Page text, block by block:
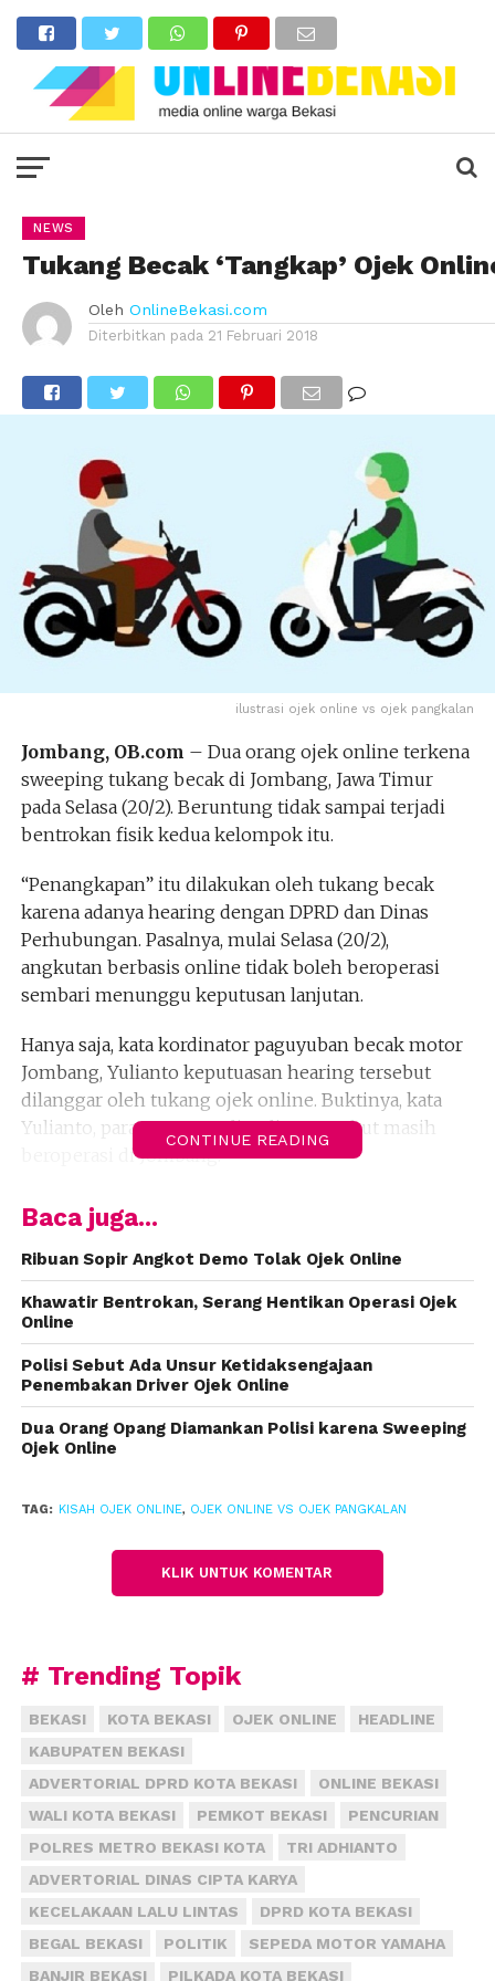
NEWS
Tukang Becak ‘Tangkap’ Ojek
Oleh OnlineBekasi.com
Diterbitkan pada 21 Februari 2018
ilustrasi ojek online vs ojek pangkalan
Jombang, OB.com – Dua orang ojek online terkena
sweeping tukang becak di Jombang, Jawa Timur
pada Selasa (20/2). Beruntung tidak sampai terjadi
bentrokan fisik kedua kelompok itu.
“Penangkapan” itu dilakukan oleh tukang becak
karena adanya hearing dengan DPRD dan Dinas
Perhubungan. Pasalnya, mulai Selasa (20/2),
angkutan berbasis online tidak boleh beroperasi
sembari menunggu keputusan lanjutan.
Hanya saja, kata kordinator paguyuban becak motor
Jombang, Yulianto keputuasan hearing tersebut
dilanggar oleh tukang ojek online. Buktinya, kata
Yulianto, para pengemudi online tersebut masih
beroperasi di Jombang.
“Kemarin kita sudah ada kesepakatan dalam hearing
di DPRD. Namun nyatanya, mereka (angkutan online)
masih beroperasi,” kata Yulianto diwartakan
beritajatim.com.
berkeliaran di Jombang. Alhasil, dua tukang ojek
berhasil “ditangkap”. Namun, setelah ditanya-tanya,
tukang ojek online dilepaskan kembali.
mengaku tidak tahu kalau hari ini ada kesepakatan
bahwa tukang ojek online tak boleh beroperasi
ada pemberitahuan. Jadi hari ini saya tetap keluar.
Saya tidak tahu,” kata mahasiswa yang nyambi jadi
CONTINUE READING
Baca juga...
Ribuan Sopir Angkot Demo Tolak Ojek Online
Khawatir Bentrokan, Serang Hentikan Operasi Ojek
Online
Polisi Sebut Ada Unsur Ketidaksengajaan
Penembakan Driver Ojek Online
Dua Orang Opang Diamankan Polisi karena Sweeping
Ojek Online
TAG: KISAH OJEK ONLINE, OJEK ONLINE VS OJEK PANGKALAN
KLIK UNTUK KOMENTAR
# Trending Topik
BEKASI KOTA BEKASI OJEK ONLINE
HEADLINE
KABUPATEN BEKASI
ADVERTORIAL DPRD KOTA BEKASI
ONLINE BEKASI
WALI KOTA BEKASI
PEMKOT BEKASI
PENCURIAN
POLRES METRO BEKASI KOTA
TRI ADHIANTO
ADVERTORIAL DINAS CIPTA KARYA
KECELAKAAN LALU LINTAS
DPRD KOTA BEKASI
BEGAL BEKASI
POLITIK
SEPEDA MOTOR YAMAHA
BANJIR BEKASI
PILKADA KOTA BEKASI